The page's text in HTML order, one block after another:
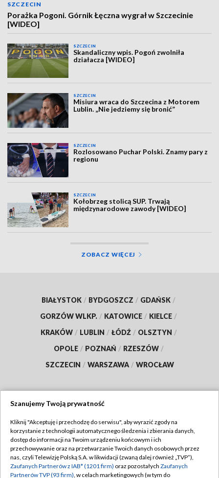
SZCZECIN
Porażka Pogoni. Górnik Łęczna wygrał w Szczecinie
[WIDEO]
SZCZECIN
Skandaliczny wpis. Pogoń zwolniła
działacza [WIDEO]
SZCZECIN
Misiura wraca do Szczecina z Motorem
Lublin. „Nie jedziemy się bronić”
SZCZECIN
Rozlosowano Puchar Polski. Znamy pary z
regionu
SZCZECIN
Kołobrzeg stolicą SUP. Trwają
międzynarodowe zawody [WIDEO]
ZOBACZ WIĘCEJ
BIAŁYSTOK / BYDGOSZCZ / GDAŃSK /
GORZÓW WLKP. / KATOWICE / KIELCE /
KRAKÓW / LUBLIN / ŁÓDŹ / OLSZTYN /
OPOLE / POZNAŃ / RZESZÓW /
SZCZECIN / WARSZAWA / WROCŁAW
TVP
Abonament TVP
Emisja w TVP
Regulamin TVP
Polityka prywatności
Szanujemy Twoją prywatność
Kliknij "Akceptuję i przechodzę do serwisu", aby wyrazić zgody na
korzystanie z technologii automatycznego śledzenia i zbierania danych,
dostęp do informacji na Twoim urządzeniu końcowym i ich
przechowywanie oraz na przetwarzanie Twoich danych osobowych przez
nas, czyli Telewizję Polską S.A. w likwidacji (zwaną dalej również „TVP”),
Zaufanych Partnerów z IAB* (1201 firm) oraz pozostałych Zaufanych
Partnerów TVP (93 firm), w celach marketingowych (w tym do